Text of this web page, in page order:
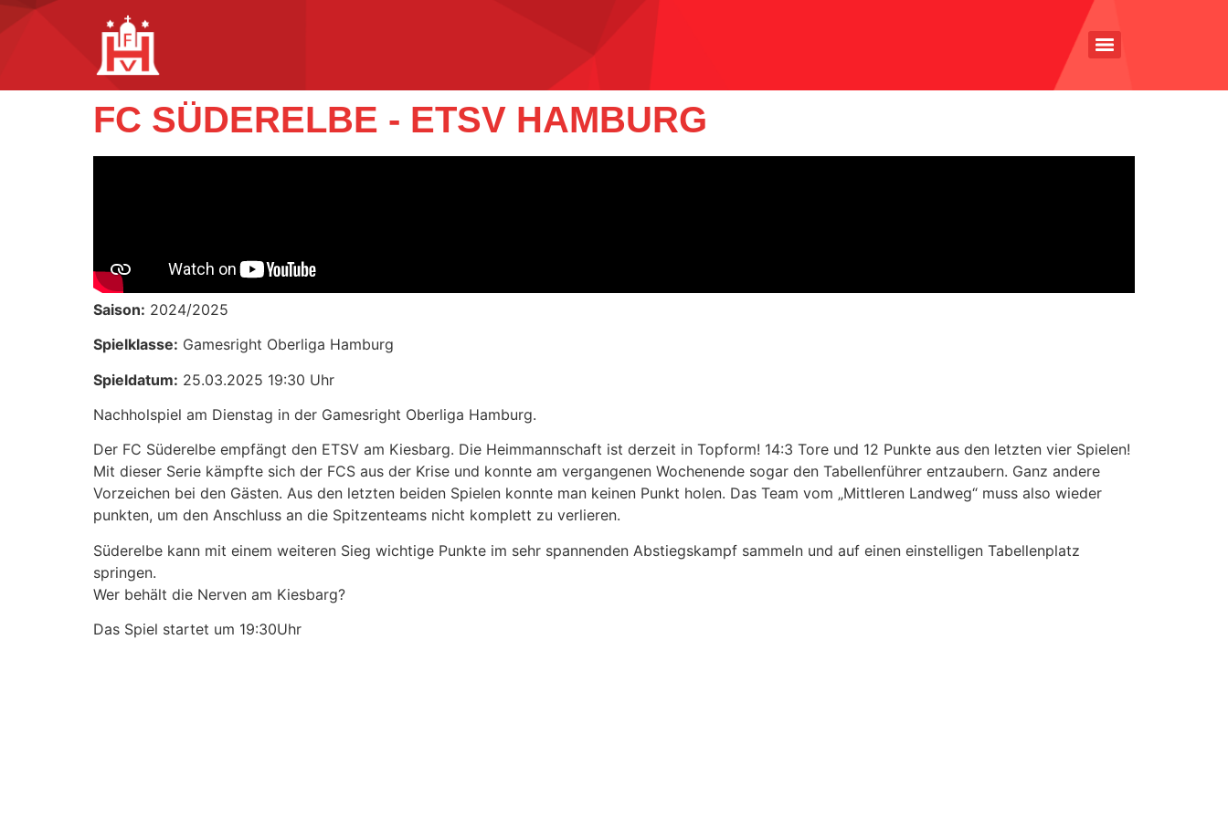
FC SÜDERELBE - ETSV HAMBURG
Saison: 2024/2025
Spielklasse: Gamesright Oberliga Hamburg
Spieldatum: 25.03.2025 19:30 Uhr
Nachholspiel am Dienstag in der Gamesright Oberliga Hamburg.
Der FC Süderelbe empfängt den ETSV am Kiesbarg. Die Heimmannschaft ist derzeit in Topform! 14:3 Tore und 12 Punkte aus den letzten vier Spielen!
Mit dieser Serie kämpfte sich der FCS aus der Krise und konnte am vergangenen Wochenende sogar den Tabellenführer entzaubern. Ganz andere
Vorzeichen bei den Gästen. Aus den letzten beiden Spielen konnte man keinen Punkt holen. Das Team vom „Mittleren Landweg“ muss also wieder
punkten, um den Anschluss an die Spitzenteams nicht komplett zu verlieren.
Süderelbe kann mit einem weiteren Sieg wichtige Punkte im sehr spannenden Abstiegskampf sammeln und auf einen einstelligen Tabellenplatz
springen.
Wer behält die Nerven am Kiesbarg?
Das Spiel startet um 19:30Uhr